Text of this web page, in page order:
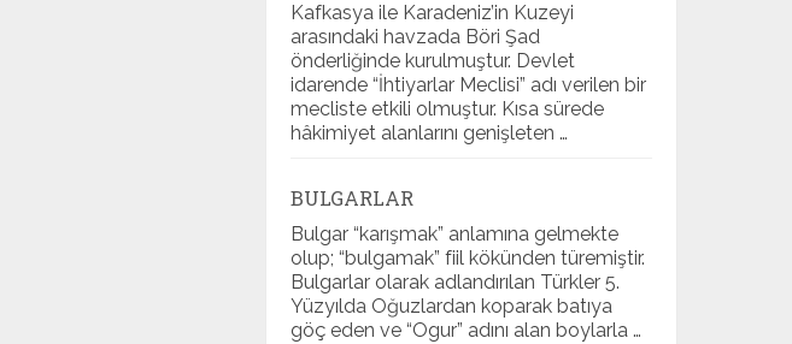
Kafkasya ile Karadeniz’in Kuzeyi
arasındaki havzada Böri Şad
önderliğinde kurulmuştur. Devlet
idarende “İhtiyarlar Meclisi” adı verilen bir
mecliste etkili olmuştur. Kısa sürede
hâkimiyet alanlarını genişleten …
BULGARLAR
Bulgar “karışmak” anlamına gelmekte
olup; “bulgamak” fiil kökünden türemiştir.
Bulgarlar olarak adlandırılan Türkler 5.
Yüzyılda Oğuzlardan koparak batıya
göç eden ve “Ogur” adını alan boylarla …